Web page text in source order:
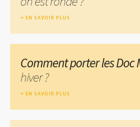
EN SAVOIR PLUS
Comment porter les Doc
hiver ?
EN SAVOIR PLUS